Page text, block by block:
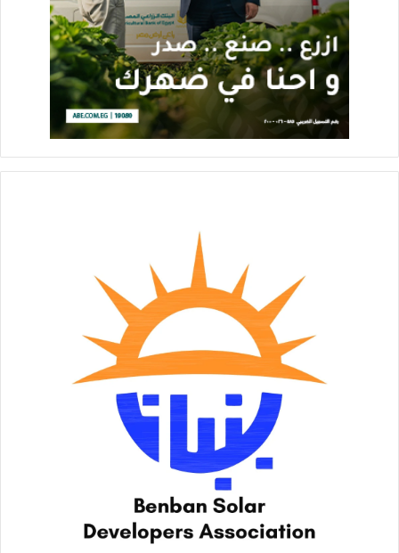
دولار على مدار ٧ سنوات لتنفيذ مراحل المشروع المختلفة.
ووجه الفريق ربيع رسالة طمأنة إلى كافة مقاولي الأشغال البحرية
بأنه لن يضار أحد بل سيتم العمل على تقييم مستوى الخدمة ومراجعة
ما تحقق بشكل دوري، منوها بأن التعاقد يشتمل على شرط جزائي
بفسخ التعاقد في حالة عدم الالتزام بما هو منصوص عليه، مشيرا إلى
أن الخدمة سيتم فرضها على كافة السفن العابرة للقناة بصورة
اليونانية المالكة لشركة Antipollution اليونانية خلال الاجتماع عرضا
تقديمياً تفصيليا عن تكنولوجيا جمع المخلفات و التخلص الآمن،
والمراحل التي تستهدفها الشركة وحجم الاستثمارات التي تعتزم
ضخها، معرباً عن فخره بالتعاون المثمر مع هيئة قناة السويس من
خلال شركة آنتيبوليوشن إيجيبت كشركة مصرية رائدة لتقديم حلول
متكاملة للجمع والتخلص الآمن من المخلفات.
في الوحدات البحرية والأرضية المعتمدة بيئيا لتكون قادرة على بدء
العمل بالإضافة الى وحدات متطورة للتخلص الآمن من المخلفات
وتدويرها بما يتماشى مع أعلى المعايير البيئية الدولية ويعزز من
كفاءة إدارة المخلفات في الممرات الحيوية.